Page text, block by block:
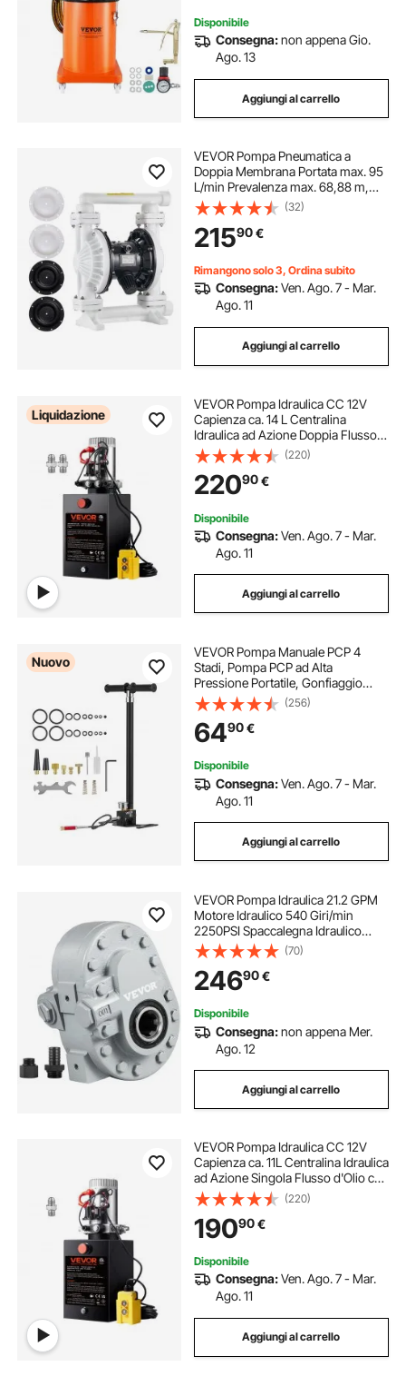
Disponibile
Consegna:non appena Gio.
Ago. 13
Aggiungi al carrello
VEVOR Pompa Pneumatica a
Doppia Membrana Portata max. 95
L/min Prevalenza max. 68,88 m,
Pompa Pneumatica per
Trasferimento Olio max. 100 PSI,
Corpo in Polipropilene per Gasolio,
Cherosene
(32)
21590€
Rimangono solo 3, Ordina subito
Consegna:Ven. Ago. 7 - Mar.
Ago. 11
Aggiungi al carrello
Liquidazione
VEVOR Pompa Idraulica CC 12V
Capienza ca. 14 L Centralina
Idraulica ad Azione Doppia Flusso
d'Olio ca. 3,44 L/min Pressione
Massima di 22 MPa, Pompa per
Montacarichi Auto Camion
Rimorchio da Garage
(220)
22090€
Disponibile
Consegna:Ven. Ago. 7 - Mar.
Ago. 11
Aggiungi al carrello
Nuovo
VEVOR Pompa Manuale PCP 4
Stadi, Pompa PCP ad Alta
Pressione Portatile, Gonfiaggio
Pneumatici Bici Pressione max 40
MPa con Filtro Olio-Umidità
Manometro Display Lunghezza del
Tubo Flessibile 56 cm
(256)
6490€
Disponibile
Consegna:Ven. Ago. 7 - Mar.
Ago. 11
Aggiungi al carrello
VEVOR Pompa Idraulica 21.2 GPM
Motore Idraulico 540 Giri/min
2250PSI Spaccalegna Idraulico
Porta di Uscita SAE 12 per
Spaccalegna per Sollevatore
Portellone Camion, Sollevatore a
Forbice
(70)
24690€
Disponibile
Consegna:non appena Mer.
Ago. 12
Aggiungi al carrello
VEVOR Pompa Idraulica CC 12V
Capienza ca. 11L Centralina Idraulica
ad Azione Singola Flusso d'Olio ca.
3,44 L/min Pressione Massima di
22 MPa, Pompa per Montacarichi
Auto Camion Rimorchio da Garage
(220)
19090€
Disponibile
Consegna:Ven. Ago. 7 - Mar.
Ago. 11
Aggiungi al carrello